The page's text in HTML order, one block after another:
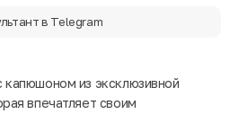
в Telegram
капюшоном из эксклюзивной
впечатляет своим